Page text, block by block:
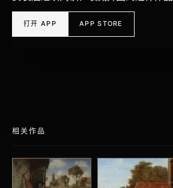
打开 APP APP STORE
相关作品